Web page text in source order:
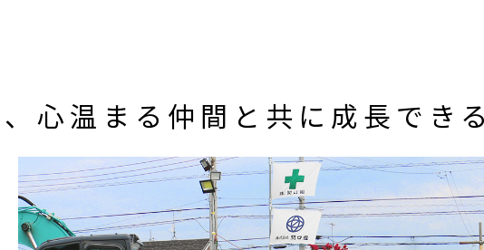
心温まる仲間と共に成長でき